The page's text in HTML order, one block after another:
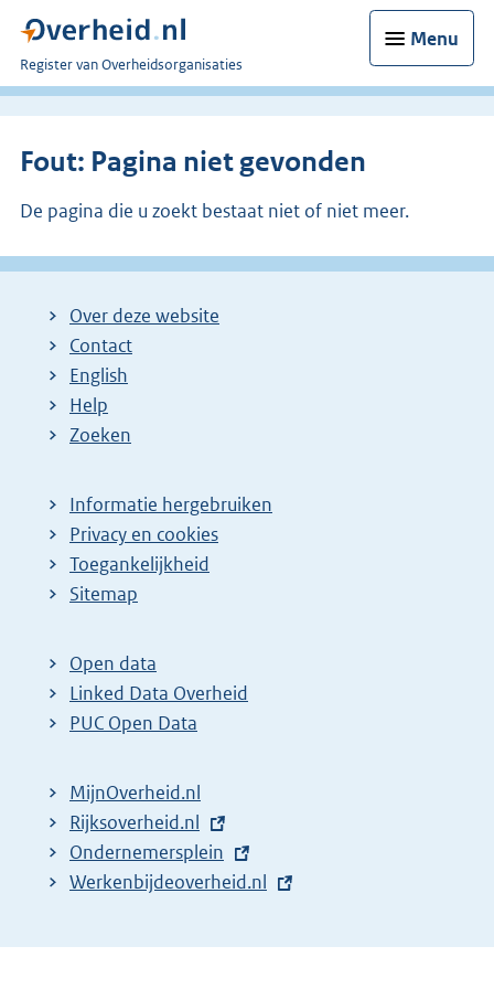
Menu
U
bent
Register van Overheidsorganisaties
Fout: Pagina niet gevonden
De pagina die u zoekt bestaat niet of niet meer.
Over deze website
Contact
English
Help
Zoeken
Informatie hergebruiken
Privacy en cookies
Toegankelijkheid
Sitemap
Open data
Linked Data Overheid
PUC Open Data
MijnOverheid.nl
E
x
t
r
Rijksoverheid.nl
E
x
e
Ondernemersplein
E
t
Werkenbijdeoverheid.nl